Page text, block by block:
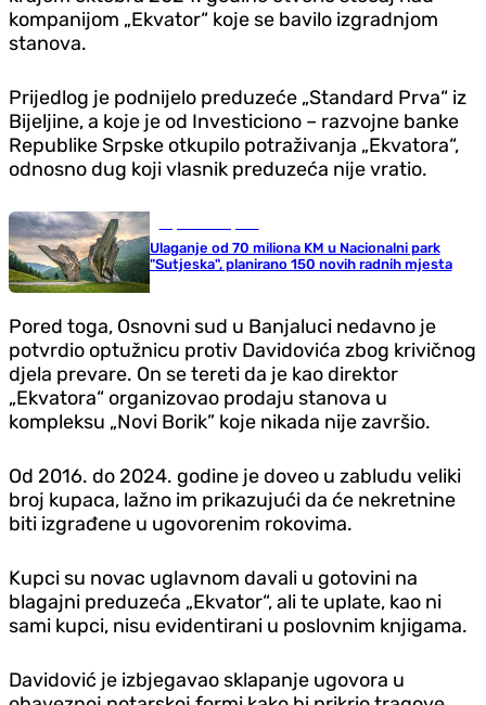
kompanijom „Ekvator“ koje se bavilo izgradnjom
stanova.
Prijedlog je podnijelo preduzeće „Standard Prva“ iz
Bijeljine, a koje je od Investiciono – razvojne banke
Republike Srpske otkupilo potraživanja „Ekvatora“,
odnosno dug koji vlasnik preduzeća nije vratio.
Ulaganje od 70 miliona KM u Nacionalni park
"Sutjeska", planirano 150 novih radnih mjesta
Pored toga, Osnovni sud u Banjaluci nedavno je
potvrdio optužnicu protiv Davidovića zbog krivičnog
djela prevare. On se tereti da je kao direktor
„Ekvatora“ organizovao prodaju stanova u
kompleksu „Novi Borik” koje nikada nije završio.
Od 2016. do 2024. godine je doveo u zabludu veliki
broj kupaca, lažno im prikazujući da će nekretnine
biti izgrađene u ugovorenim rokovima.
Kupci su novac uglavnom davali u gotovini na
blagajni preduzeća „Ekvator“, ali te uplate, kao ni
sami kupci, nisu evidentirani u poslovnim knjigama.
Davidović je izbjegavao sklapanje ugovora u